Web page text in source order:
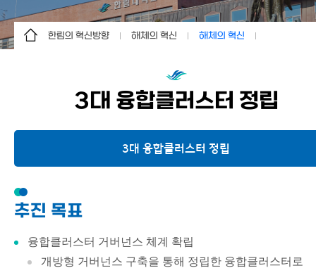
한림의 혁신방향
K-University
상생의 한림
해체의 혁신
창조와 혁신의 고리
열린대학
해체의 혁신
3대 융합클러스터 정립
3대 융합클러스터 정립
융합클러스터 중심 교원 인사제도
추진 목표
융합클러스터 거버넌스 체계 확립
개방형 거버넌스 구축을 통해 정립한 융합클러스터로